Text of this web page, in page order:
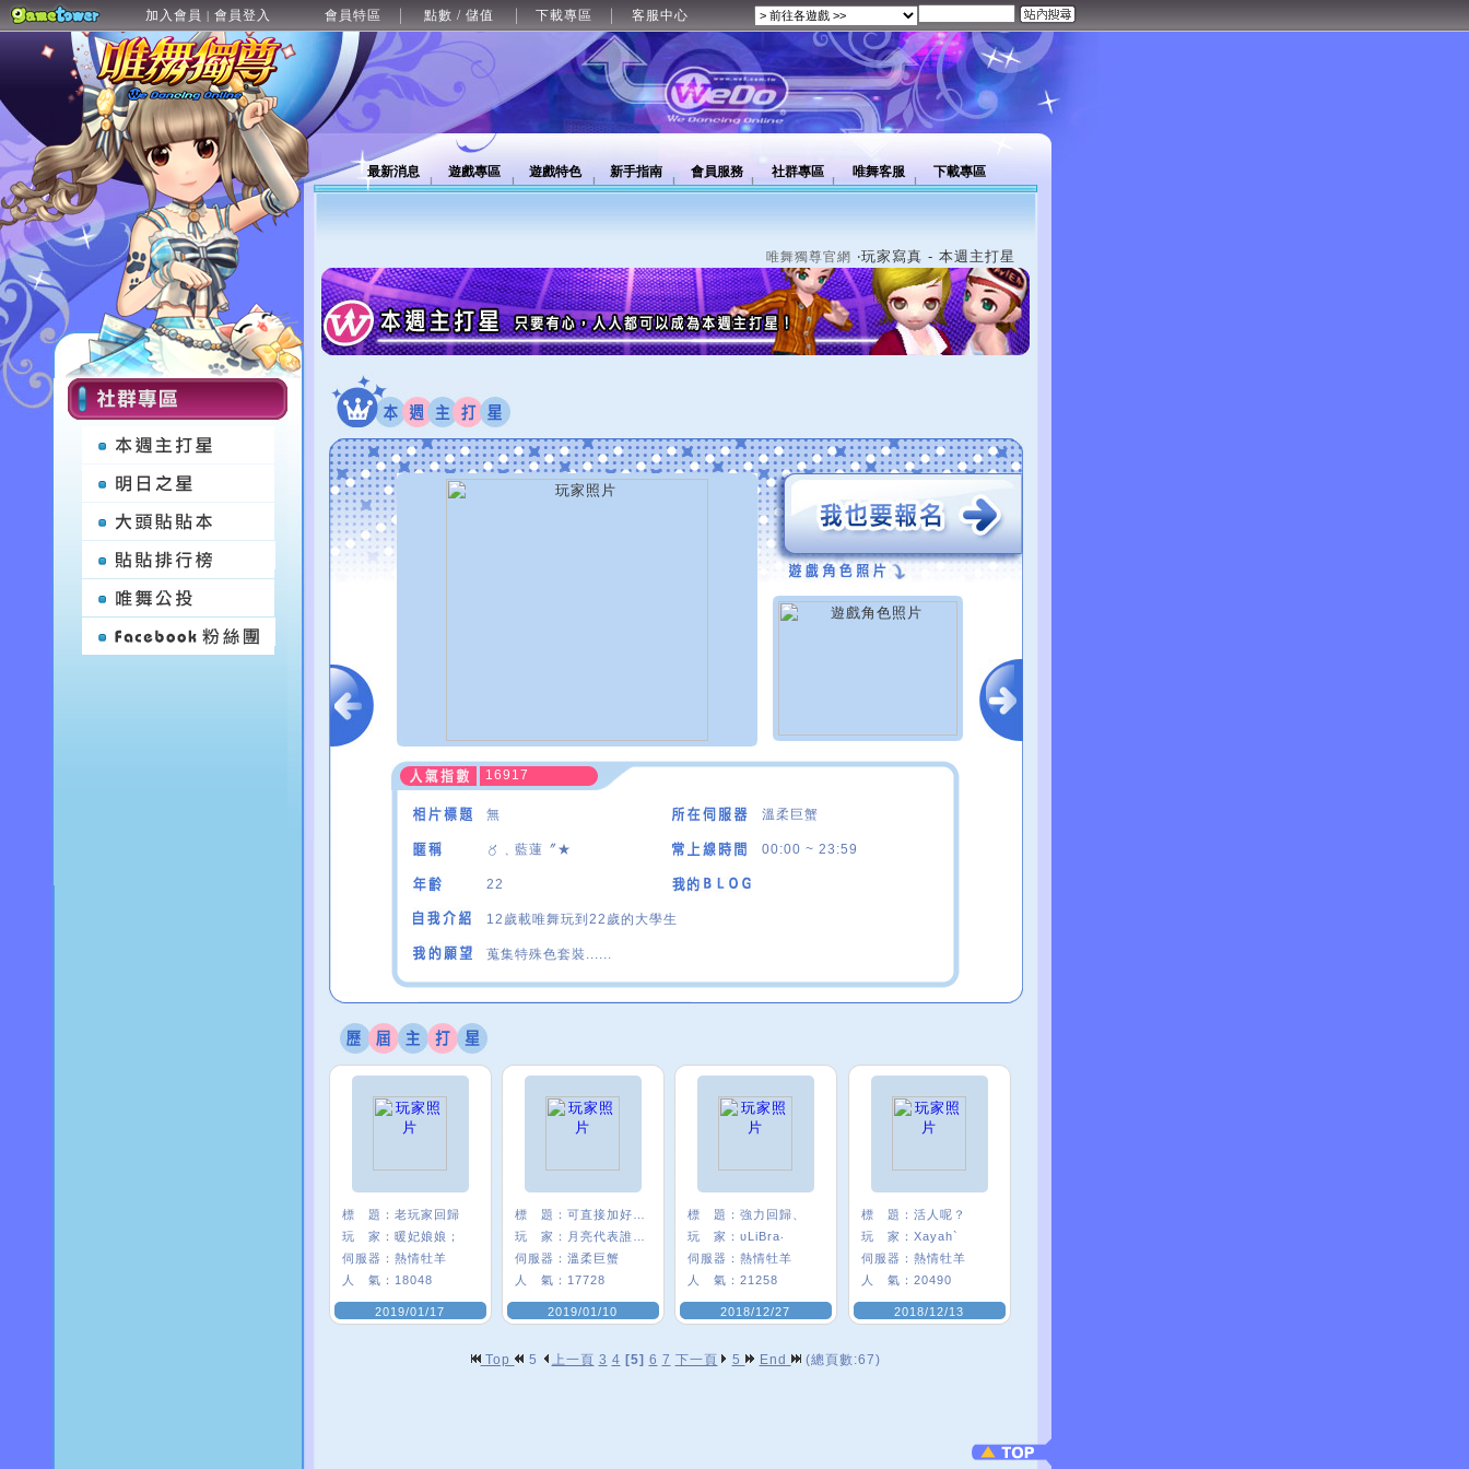
加入會員 | 會員登入 會員特區 點數 / 儲值 下載專區 客服中心
最新消息 遊戲專區 遊戲特色 新手指南 會員服務 社群專區 唯舞客服 下載專區
唯舞獨尊官網 ‧玩家寫真 - 本週主打星
16917
無 溫柔巨蟹
〥﹑藍蓮〞★ 00:00 ~ 23:59
22
12歲載唯舞玩到22歲的大學生
蒐集特殊色套裝......
標 題： 老玩家回歸
玩 家： 暖妃娘娘；
伺服器： 熱情牡羊
人 氣： 18048
2019/01/17
標 題：
玩 家：
伺服器： 溫柔巨蟹
人 氣： 17728
2019/01/10
標 題： 強力回歸、
玩 家： υLiBra‧
伺服器： 熱情牡羊
人 氣： 21258
2018/12/27
標 題： 活人呢？
玩 家： Xayah`
伺服器： 熱情牡羊
人 氣： 20490
2018/12/13
Top 5 上一頁 3 4 [5] 6 7 下一頁 5 End (總頁數:67)